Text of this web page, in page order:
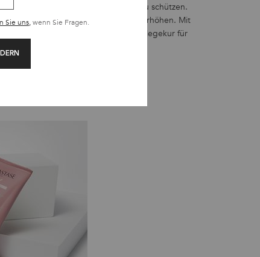
zu empfehlen, um die Haarfaser zu schützen.
zu umhüllen und seinen Glanz zu erhöhen. Mit
Kokosnussöl ist es sowohl eine Pflegekur für
Sie uns,wenn Sie Fragen.